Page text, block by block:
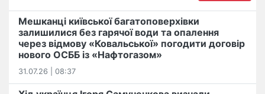
Мешканці київської багатоповерхівки
залишилися без гарячої води та опалення
через відмову «Ковальської» погодити договір
нового ОСББ із «Нафтогазом»
31.07.26 | 08:37